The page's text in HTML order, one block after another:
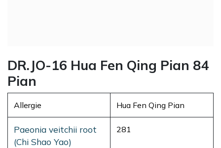
DR.JO-16 Hua Fen Qing Pian 84
Pian
Allergie Hua Fen Qing Pian
Paeonia veitchii root
(Chi Shao Yao)
281